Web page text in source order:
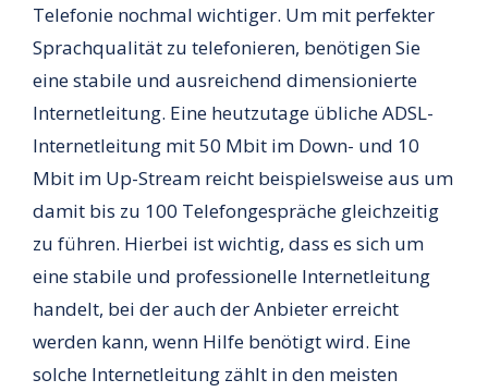
Telefonie nochmal wichtiger. Um mit perfekter
Sprachqualität zu telefonieren, benötigen Sie
eine stabile und ausreichend dimensionierte
Internetleitung. Eine heutzutage übliche ADSL-
Internetleitung mit 50 Mbit im Down- und 10
Mbit im Up-Stream reicht beispielsweise aus um
damit bis zu 100 Telefongespräche gleichzeitig
zu führen. Hierbei ist wichtig, dass es sich um
eine stabile und professionelle Internetleitung
handelt, bei der auch der Anbieter erreicht
werden kann, wenn Hilfe benötigt wird. Eine
solche Internetleitung zählt in den meisten